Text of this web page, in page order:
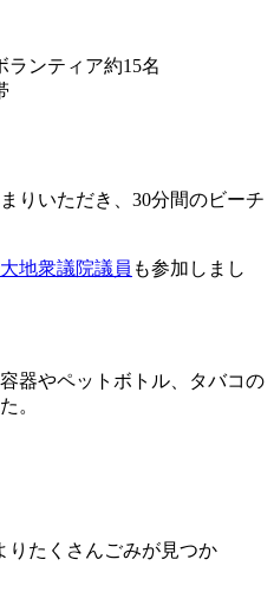
ランティア約15名
りいただき、30分間のビーチ
地衆議院議員 も参加しまし
器やペットボトル、タバコの
。
りたくさんごみが見つか